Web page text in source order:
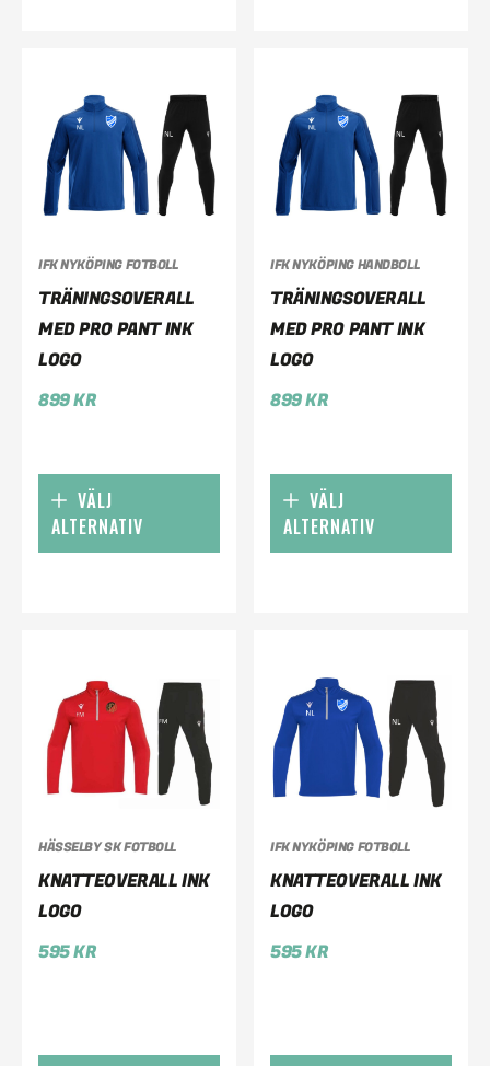
IFK NYKÖPING FOTBOLL
TRÄNINGSOVERALL
MED PRO PANT INK
LOGO
899KR
VÄLJ
ALTERNATIV
IFK NYKÖPING HANDBOLL
TRÄNINGSOVERALL
MED PRO PANT INK
LOGO
899KR
VÄLJ
ALTERNATIV
HÄSSELBY SK FOTBOLL
KNATTEOVERALL INK
LOGO
595KR
IFK NYKÖPING FOTBOLL
KNATTEOVERALL INK
LOGO
595KR